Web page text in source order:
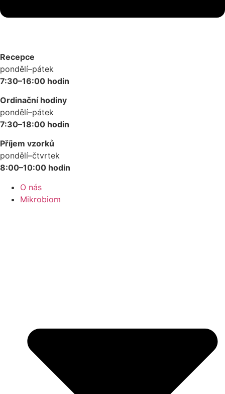
Recepce
pondělí–pátek
7:30–16:00 hodin
Ordinační hodiny
pondělí–pátek
7:30–18:00 hodin
Příjem vzorků
pondělí–čtvrtek
8:00–10:00 hodin
O nás
Mikrobiom